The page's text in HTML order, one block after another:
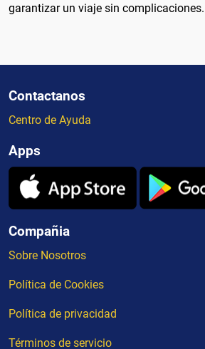
garantizar un viaje sin complicaciones.
Contactanos
Centro de Ayuda
Apps
Compañia
Sobre Nosotros
Política de Cookies
Política de privacidad
Términos de servicio